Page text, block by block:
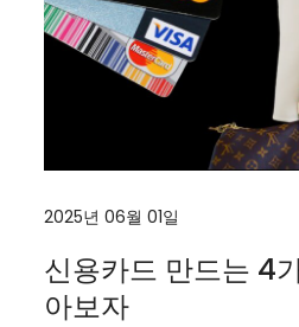
2025년 06월 01일
신용카드 만드는 4
아보자